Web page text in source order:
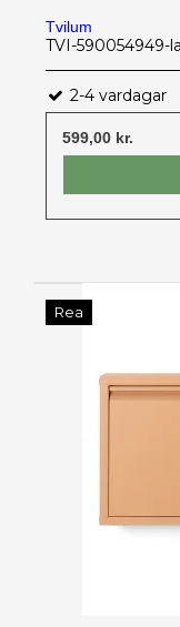
Tvilum
TVI-590054949-
2-4 vardagar
599,00 kr.
Rea